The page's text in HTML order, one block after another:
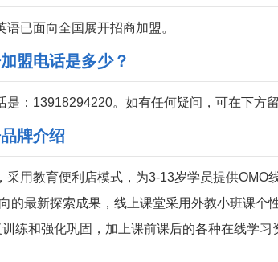
已面向全国展开招商加盟。
盟电话是多少？
：13918294220。如有任何疑问，可在下方留
牌介绍
用教育便利店模式，为3-13岁学员提供OMO
的最新探索成果，线上课堂采用外教小班课个
练和强化巩固，加上课前课后的各种在线学